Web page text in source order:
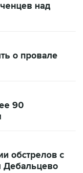
над
о провале
90
обстрелов с
Дебальцево